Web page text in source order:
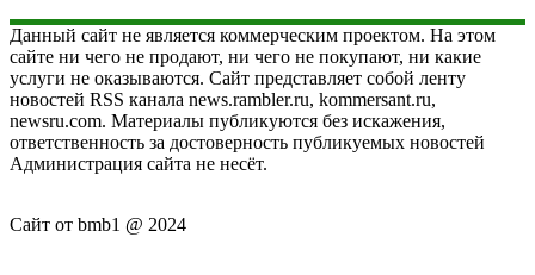
Данный сайт не является коммерческим проектом. На этом
сайте ни чего не продают, ни чего не покупают, ни какие
услуги не оказываются. Сайт представляет собой ленту
новостей RSS канала news.rambler.ru, kommersant.ru,
newsru.com. Материалы публикуются без искажения,
ответственность за достоверность публикуемых новостей
Администрация сайта не несёт.
Сайт от bmb1 @ 2024